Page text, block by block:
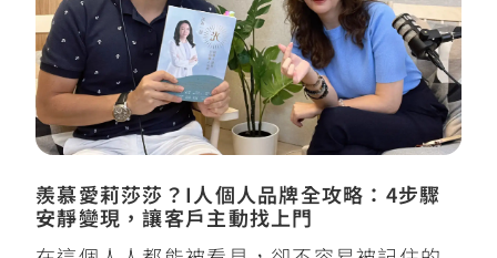
羨慕愛莉莎莎？I人個人品牌全攻略：4步驟
安靜變現，讓客戶主動找上門